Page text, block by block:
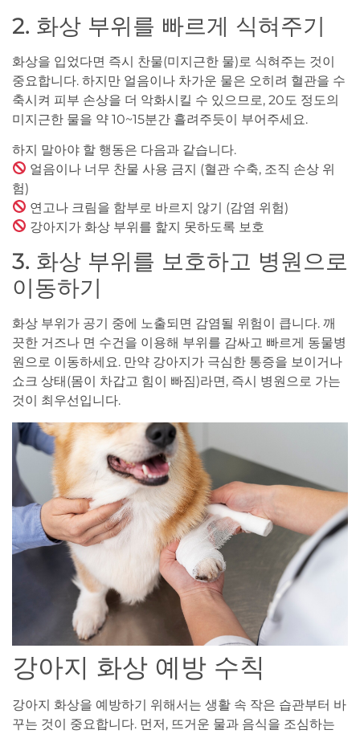
2. 화상 부위를 빠르게 식혀주기
화상을 입었다면 즉시 찬물(미지근한 물)로 식혀주는 것이
중요합니다. 하지만 얼음이나 차가운 물은 오히려 혈관을 수
축시켜 피부 손상을 더 악화시킬 수 있으므로, 20도 정도의
미지근한 물을 약 10~15분간 흘려주듯이 부어주세요.
하지 말아야 할 행동은 다음과 같습니다.
얼음이나 너무 찬물 사용 금지 (혈관 수축, 조직 손상 위
험)
연고나 크림을 함부로 바르지 않기 (감염 위험)
강아지가 화상 부위를 핥지 못하도록 보호
3. 화상 부위를 보호하고 병원으로
이동하기
화상 부위가 공기 중에 노출되면 감염될 위험이 큽니다. 깨
끗한 거즈나 면 수건을 이용해 부위를 감싸고 빠르게 동물병
원으로 이동하세요. 만약 강아지가 극심한 통증을 보이거나
쇼크 상태(몸이 차갑고 힘이 빠짐)라면, 즉시 병원으로 가는
것이 최우선입니다.
강아지 화상 예방 수칙
강아지 화상을 예방하기 위해서는 생활 속 작은 습관부터 바
꾸는 것이 중요합니다. 먼저, 뜨거운 물과 음식을 조심하는